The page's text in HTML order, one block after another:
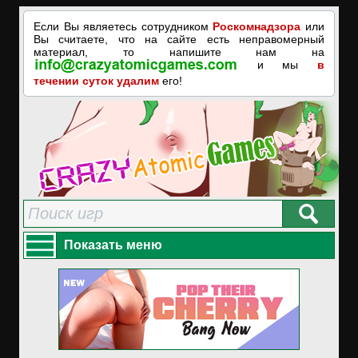
Если Вы являетесь сотрудником Роскомнадзора или
Вы считаете, что на сайте есть неправомерный
материал, то напишите нам на
и мы в
течении суток удалим его!
Показать меню